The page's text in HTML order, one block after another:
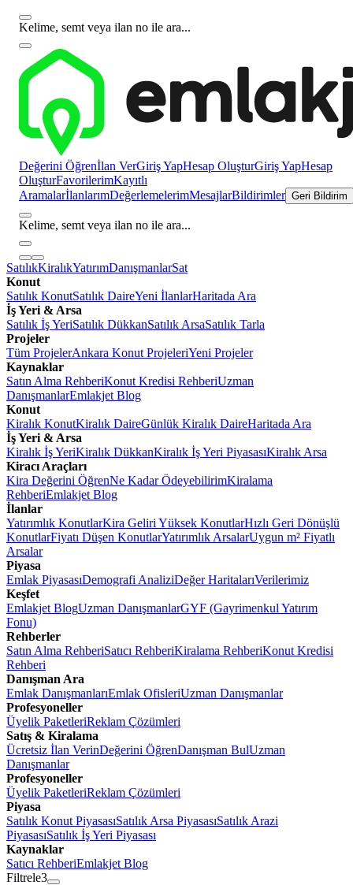
Kelime, semt veya ilan no ile ara...
Değerini Öğrenİlan VerGiriş YapHesap OluşturGiriş YapHesap
OluşturFavorilerimKayıtlı
AramalarİlanlarımDeğerlemelerimMesajlarBildirimler Geri Bildirim
Kelime, semt veya ilan no ile ara...
SatılıkKiralıkYatırımDanışmanlarSat
Konut
Satılık KonutSatılık DaireYeni İlanlarHaritada Ara
İş Yeri & Arsa
Satılık İş YeriSatılık DükkanSatılık ArsaSatılık Tarla
Projeler
Tüm ProjelerAnkara Konut ProjeleriYeni Projeler
Kaynaklar
Satın Alma RehberiKonut Kredisi RehberiUzman
DanışmanlarEmlakjet Blog
Konut
Kiralık KonutKiralık DaireGünlük Kiralık DaireHaritada Ara
İş Yeri & Arsa
Kiralık İş YeriKiralık DükkanKiralık İş Yeri PiyasasıKiralık Arsa
Kiracı Araçları
Kira Değerini ÖğrenNe Kadar ÖdeyebilirimKiralama
RehberiEmlakjet Blog
İlanlar
Yatırımlık KonutlarKira Geliri Yüksek KonutlarHızlı Geri Dönüşlü
KonutlarFiyatı Düşen KonutlarYatırımlık ArsalarUygun m² Fiyatlı
Arsalar
Piyasa
Emlak PiyasasıDemografi AnaliziDeğer HaritalarıVerilerimiz
Keşfet
Emlakjet BlogUzman DanışmanlarGYF (Gayrimenkul Yatırım
Fonu)
Rehberler
Satın Alma RehberiSatıcı RehberiKiralama RehberiKonut Kredisi
Rehberi
Danışman Ara
Emlak DanışmanlarıEmlak OfisleriUzman Danışmanlar
Profesyoneller
Üyelik PaketleriReklam Çözümleri
Satış & Kiralama
Ücretsiz İlan VerinDeğerini ÖğrenDanışman BulUzman
Danışmanlar
Profesyoneller
Üyelik PaketleriReklam Çözümleri
Piyasa
Satılık Konut PiyasasıSatılık Arsa PiyasasıSatılık Arazi
PiyasasıSatılık İş Yeri Piyasası
Kaynaklar
Satıcı RehberiEmlakjet Blog
Filtrele3